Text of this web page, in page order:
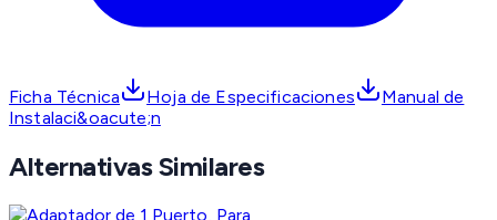
Ficha Técnica Hoja de Especificaciones
Manual de
Instalaci&oacute;n
Alternativas Similares